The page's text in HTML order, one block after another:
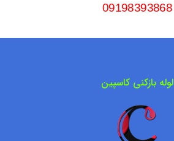
09198393868
لوله بازکنی کاسپین